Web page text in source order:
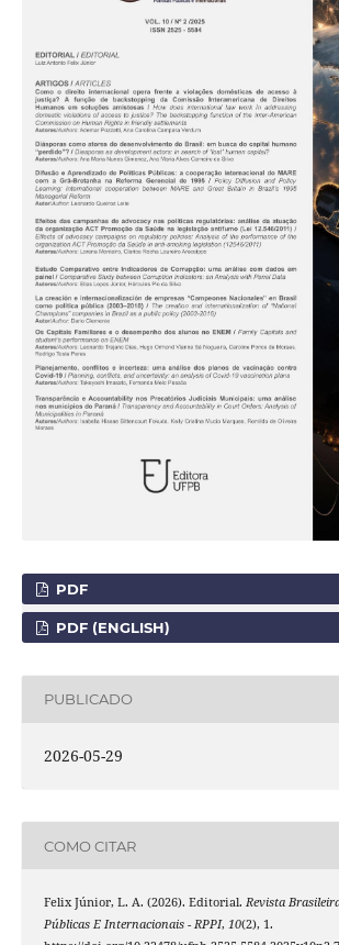
PDF
PDF (ENGLISH)
PUBLICADO
2026-05-29
COMO CITAR
Felix Júnior, L. A. (2026). Editorial. Revista
Públicas E Internacionais - RPPI, 10(2), 1.